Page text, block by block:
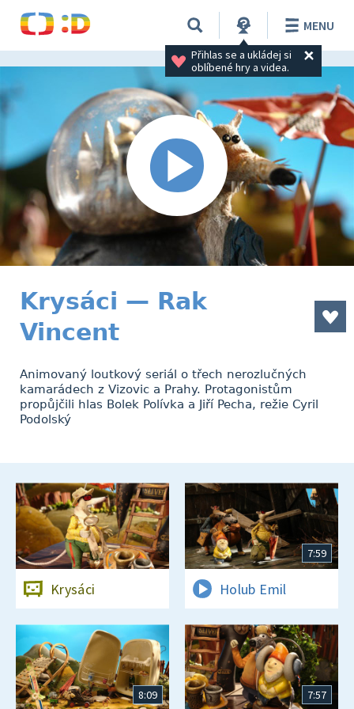
Přihlas se a ukládej si
oblíbené hry a videa.
MENU
Krysáci — Rak
Vincent
Animovaný loutkový seriál o třech nerozlučných
kamarádech z Vizovic a Prahy. Protagonistům
propůjčili hlas Bolek Polívka a Jiří Pecha, režie Cyril
Podolský
Krysáci
7:59
Holub Emil
8:09 7:57